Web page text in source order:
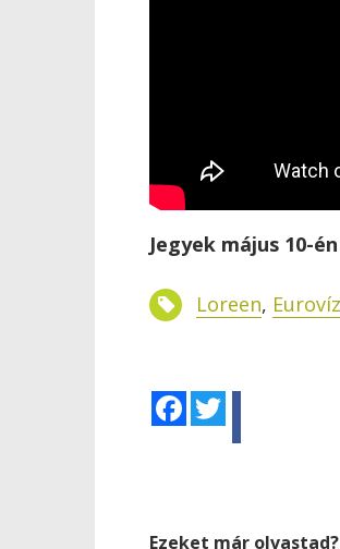
Jegyek május 10-
Loreen,
Facebook
Ezeket már olvastad?